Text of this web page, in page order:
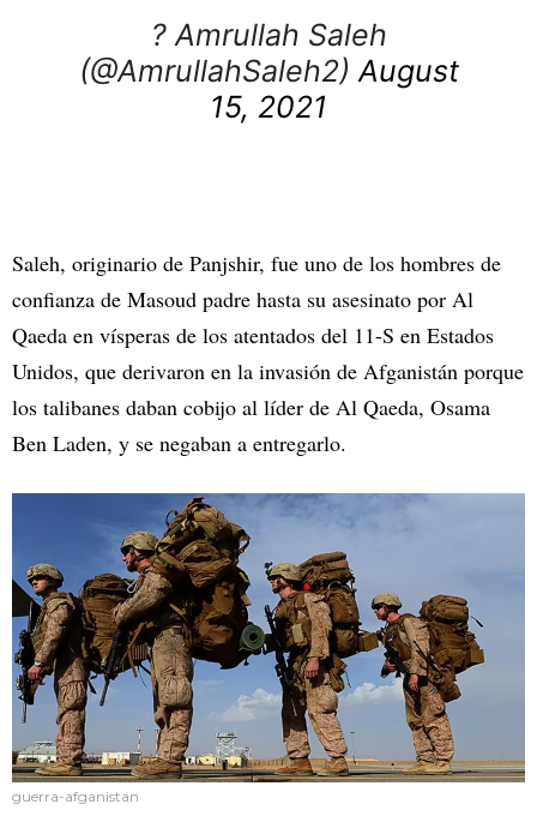
? Amrullah Saleh
(@AmrullahSaleh2)August
15, 2021
Saleh, originario de Panjshir, fue uno de los hombres de
confianza de Masoud padre hasta su asesinato por Al
Qaeda en vísperas de los atentados del 11-S en Estados
Unidos, que derivaron en la invasión de Afganistán porque
los talibanes daban cobijo al líder de Al Qaeda, Osama
Ben Laden, y se negaban a entregarlo.
guerra-afganistan